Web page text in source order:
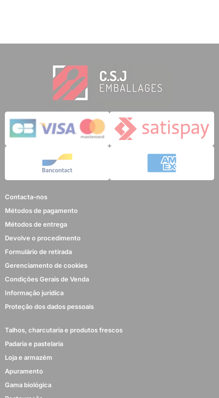
Contacta-nos
Métodos de pagamento
Métodos de entrega
Devolve o procedimento
Formulário de retirada
Gerenciamento de cookies
Condições Gerais de Venda
Informação jurídica
Proteção dos dados pessoais
Talhos, charcutaria e produtos frescos
Padaria e pastelaria
Loja e armazém
Apuramento
Gama biológica